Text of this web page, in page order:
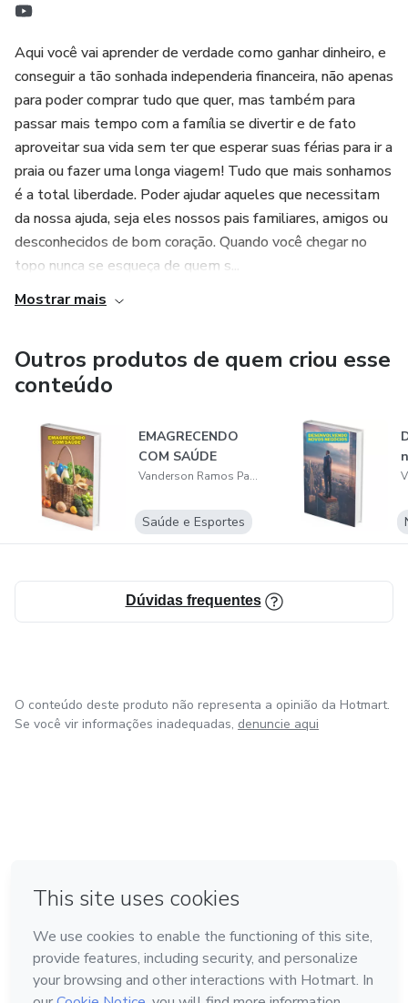
NEGÓCIO COM TERCEIRIZAÇÃO", você terá todas as
e alcançar o sucesso através da terceirização.
Invista em seu negócio e aproveite os benefícios da
terceirização de forma inteligente e eficiente. Adquira
agora mesmo o nosso produto e transforme a
produtividade do seu negócio com a terceirização.
Aqui você vai aprender de verdade como ganhar dinheiro, e
conseguir a tão sonhada independeria financeira, não apenas
para poder comprar tudo que quer, mas também para
passar mais tempo com a família se divertir e de fato
aproveitar sua vida sem ter que esperar suas férias para ir a
praia ou fazer uma longa viagem! Tudo que mais sonhamos
é a total liberdade. Poder ajudar aqueles que necessitam
da nossa ajuda, seja eles nossos pais familiares, amigos ou
desconhecidos de bom coração. Quando você chegar no
topo nunca se esqueça de quem s...
Mostrar mais
Outros produtos de quem criou esse
conteúdo
EMAGRECENDO
COM SAÚDE
Vanderson Ramos Padilha
Saúde e Esportes
Dúvidas frequentes
O conteúdo deste produto não representa a opinião da Hotmart.
Se você vir informações inadequadas, denuncie aqui
Feito com ❤ na Cidade do México
Conheça a Hotmart